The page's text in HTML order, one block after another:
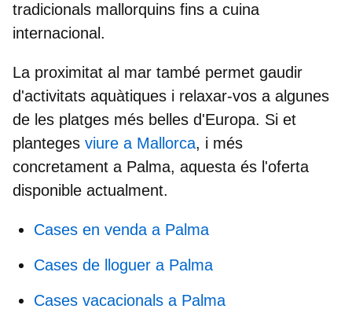
tradicionals mallorquins fins a cuina
internacional.
La proximitat al mar també permet gaudir
d'activitats aquàtiques i relaxar-vos a algunes
de les platges més belles d'Europa. Si et
planteges viure a Mallorca, i més
concretament a Palma, aquesta és l'oferta
disponible actualment.
Cases en venda a Palma
Cases de lloguer a Palma
Cases vacacionals a Palma